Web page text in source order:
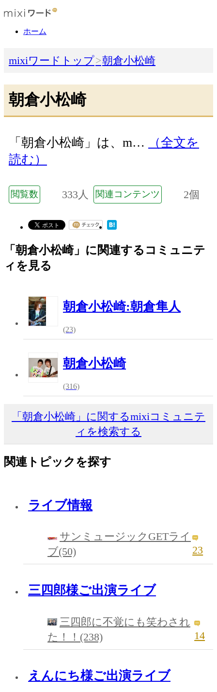
ホーム
mixiワードトップ 朝倉小松崎
朝倉小松崎
「朝倉小松崎」は、m…
（全文を
読む）
閲覧数 333人 関連コンテンツ 2個
「朝倉小松崎」に関連するコミュニテ
ィを見る
朝倉小松崎:朝倉隼人
(23)
朝倉小松崎
(316)
「朝倉小松崎」に関するmixiコミュニテ
ィを検索する
関連トピックを探す
ライブ情報
サンミュージックGETライ
ブ(50)
23
三四郎様ご出演ライブ
三四郎に不覚にも笑わされ
た！！(238)
14
えんにち様ご出演ライブ